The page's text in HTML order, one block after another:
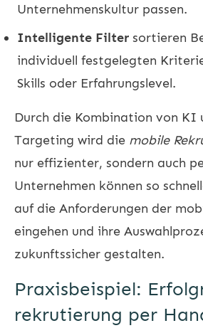
Unternehmenskultur passen.
Intelligente Filter sortieren
individuell festgelegten
Skills oder Erfahrungslevel.
Durch die Kombination von KI
Targeting wird die mobile
nur effizienter, sondern auch
Unternehmen können so
auf die Anforderungen der
eingehen und ihre
zukunftssicher gestalten.
Praxisbeispiel:
rekrutierung per